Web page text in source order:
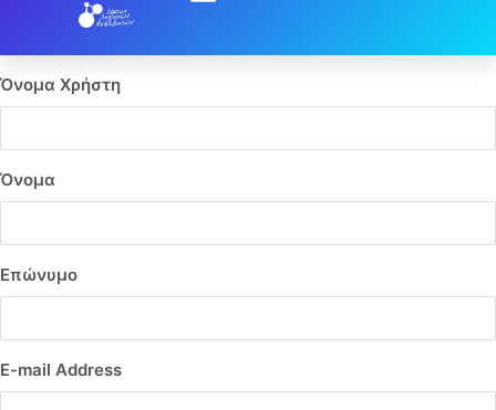
Όνομα Χρήστη
Όνομα
Επώνυμο
E-mail Address